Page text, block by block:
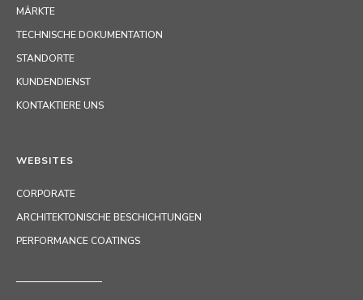
MÄRKTE
TECHNISCHE DOKUMENTATION
STANDORTE
KUNDENDIENST
KONTAKTIERE UNS
WEBSITES
CORPORATE
ARCHITEKTONISCHE BESCHICHTUNGEN
PERFORMANCE COATINGS